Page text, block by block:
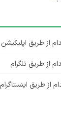
از طریق اپلیکیشن
از طریق تلگرام
از طریق اینستاگرام